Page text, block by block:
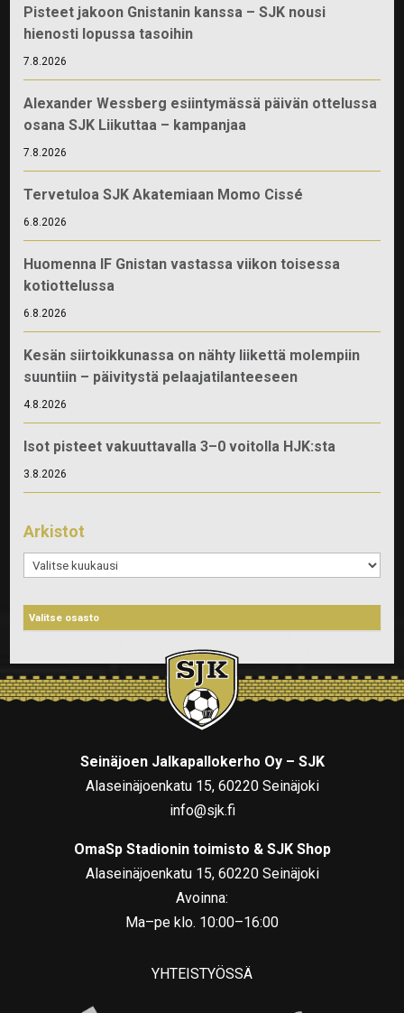
Pisteet jakoon Gnistanin kanssa – SJK nousi
hienosti lopussa tasoihin
7.8.2026
Alexander Wessberg esiintymässä päivän ottelussa
osana SJK Liikuttaa – kampanjaa
7.8.2026
Tervetuloa SJK Akatemiaan Momo Cissé
6.8.2026
Huomenna IF Gnistan vastassa viikon toisessa
kotiottelussa
6.8.2026
Kesän siirtoikkunassa on nähty liikettä molempiin
suuntiin – päivitystä pelaajatilanteeseen
4.8.2026
Isot pisteet vakuuttavalla 3–0 voitolla HJK:sta
3.8.2026
Arkistot
Arkistot
Seinäjoen Jalkapallokerho Oy – SJK
Alaseinäjoenkatu 15, 60220 Seinäjoki
info@sjk.fi
OmaSp Stadionin toimisto & SJK Shop
Alaseinäjoenkatu 15, 60220 Seinäjoki
Avoinna:
Ma–pe klo. 10:00–16:00
YHTEISTYÖSSÄ